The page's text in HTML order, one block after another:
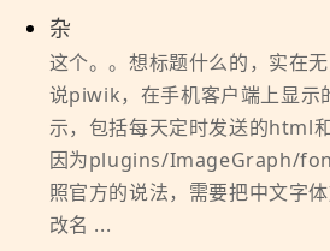
杂
这个。。想标题什么的，实在
说piwik，在手机客户端上显示
示，包括每天定时发送的html
因为plugins/ImageGraph/
照官方的说法，需要把中文字
改名 ...